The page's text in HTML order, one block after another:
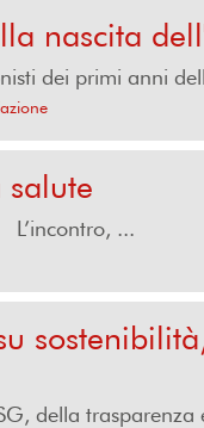
nascita
dei primi anni
L’incontro, ...
della trasparenza